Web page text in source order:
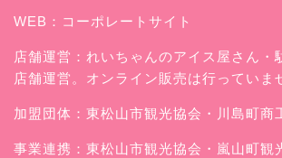
WEB： コーポレートサイト
店舗運営： れいちゃんのアイス屋さん ・
店舗運営。オンライン販売は行っていま
加盟団体：東松山市観光協会・川島町商
事業連携：東松山市観光協会・嵐山町観